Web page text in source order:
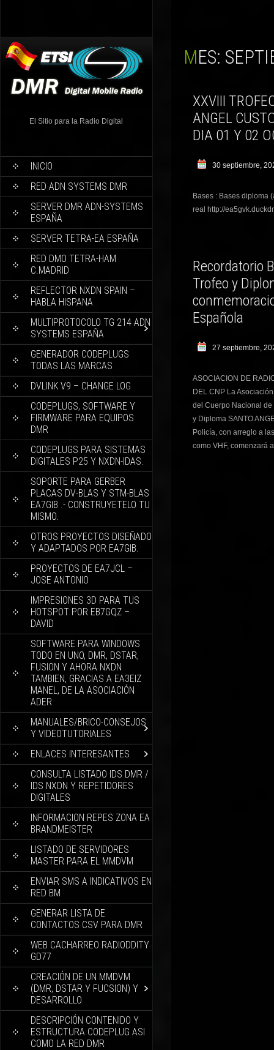
El Sitio para la Radio Digital
INICIO
RED ADN SYSTEMS DMR
SERVER DMR ADN-SYSTEMS
ESPAÑA
SERVER TETRA-EA ESPAÑA
RED DMO TETRA-HAM
C.MADRID
REFLECTOR NXDN SPAIN –
HABLA HISPANA
MULTIPROTOCOLO TG 214 ADN
SYSTEMS ESPAÑA
GENERADOR CODEPLUGS
TODAS LAS MARCAS
DVLINK V9 – CHANGE LOG
CODEPLUGS, SOFTWARE Y
FIRMWARE PARA EQUIPOS
DMR
CODEPLUGS PARA SISTEMAS
DIGITALES P25 Y NXDN-IDAS.
SOPORTE PARA GERBER
PLACAS DV-BLAS Y STM-BLAS
EA7GIB .- CONSTRUYETELO TU
MISMO.
OTROS PROYECTOS DISEÑADO
Y ADAPTADOS POR EA7GIB.
PROYECTOS DE EA7JCL –
JOSE ANTONIO
IMPRESIONES 3D PARA TUS
HOTSPOT POR EB7GQZ –
DAVID
SOFTWARE PARA WINDOWS
TODO EN UNO, DMR, DSTAR,
FUSION Y AHORA NXDN
TAMBIEN, GRACIAS A EA3EIZ
MANEL, DE LA ASOCIACIÓN
ADER
MANUALES/BRICO-CONSEJOS
Y VIDEOTUTORIALES
ENLACES INTERESANTES
CONSULTA LISTADO IDS DMR /
IDS NXDN Y REPETIDORES
DIGITALES
INFORMACION REPES ZONA EA
BRANDMEISTER
LISTADO DE SERVIDORES
MASTER PARA EL MMDVM
ENVIAR SMS A INDICATIVOS EN
RED BM
GENERAR LISTA DE
CONTACTOS CSV PARA DMR
WEB CACHARREO RADIODDITY
GD77
CREACIÓN DE UN MMDVM
(DMR, DSTAR Y FUCSION) Y
DESARROLLO
DESCRIPCIÓN CONTENIDO Y
ESTRUCTURA CODEPLUG ASI
COMO LA RED DMR
MES:
XXVIII
ANGEL
DIA 01 Y 02
30 septiembre,
Bases : Bases diploma
real http://
Recordatorio
Trofeo y
Española
27 septiembre,
ASOCIACION DE
DEL CNP La
del Cuerpo Nacional
y Diploma SANTO
Policía, con arreglo a
como VHF, comenzará